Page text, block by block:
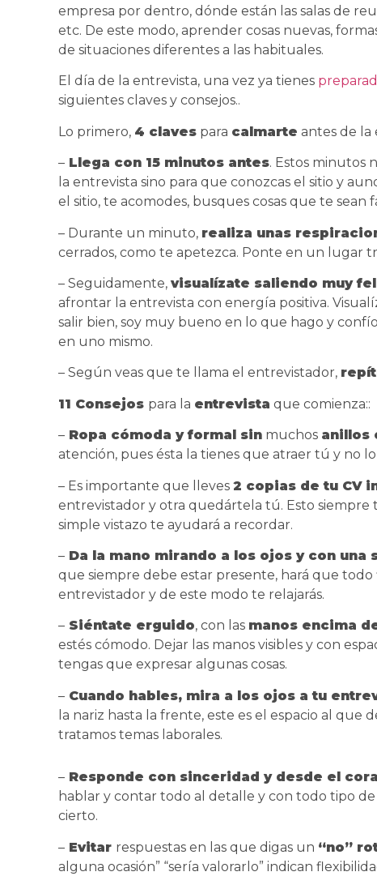
empresa por dentro, dónde están las salas de
etc. De este modo, aprender cosas nuevas,
de situaciones diferentes a las habituales.
El día de la entrevista, una vez ya tienes
siguientes claves y consejos..
Lo primero, 4 claves para calmarte antes de la
– Llega con 15 minutos antes. Estos minutos
la entrevista sino para que conozcas el sitio y
el sitio, te acomodes, busques cosas que te
– Durante un minuto, realiza unas
cerrados, como te apetezca. Ponte en un lugar
– Seguidamente, visualízate saliendo muy
afrontar la entrevista con energía positiva.
salir bien, soy muy bueno en lo que hago y
en uno mismo.
– Según veas que te llama el entrevistador,
11 Consejos para la entrevista que comienza::
– Ropa cómoda y formal sin muchos anillos
atención, pues ésta la tienes que atraer tú y no
– Es importante que lleves 2 copias de tu CV
entrevistador y otra quedártela tú. Esto siempre
simple vistazo te ayudará a recordar.
– Da la mano mirando a los ojos y con una
que siempre debe estar presente, hará que todo
entrevistador y de este modo te relajarás.
– Siéntate erguido, con las manos encima
estés cómodo. Dejar las manos visibles y con
tengas que expresar algunas cosas.
– Cuando hables, mira a los ojos a tu
la nariz hasta la frente, este es el espacio al que
tratamos temas laborales.
– Responde con sinceridad y desde el
hablar y contar todo al detalle y con todo tipo de
cierto.
– Evitar respuestas en las que digas un “no”
alguna ocasión” “sería valorarlo” indican